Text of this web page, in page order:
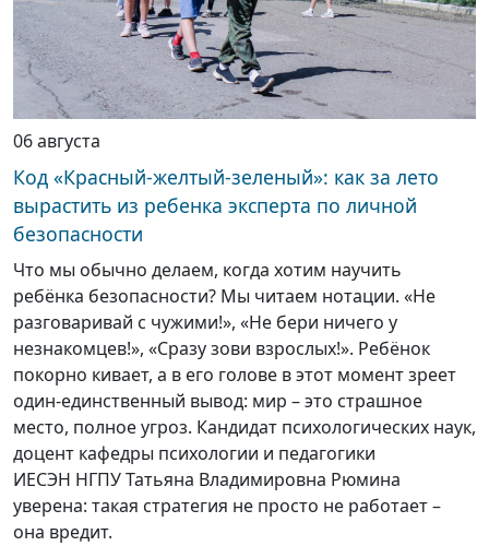
06 августа
Код «Красный-желтый-зеленый»: как за лето
вырастить из ребенка эксперта по личной
безопасности
Что мы обычно делаем, когда хотим научить
ребёнка безопасности? Мы читаем нотации. «Не
разговаривай с чужими!», «Не бери ничего у
незнакомцев!», «Сразу зови взрослых!». Ребёнок
покорно кивает, а в его голове в этот момент зреет
один-единственный вывод: мир – это страшное
место, полное угроз. Кандидат психологических наук,
доцент кафедры психологии и педагогики
ИЕСЭН НГПУ Татьяна Владимировна Рюмина
уверена: такая стратегия не просто не работает –
она вредит.